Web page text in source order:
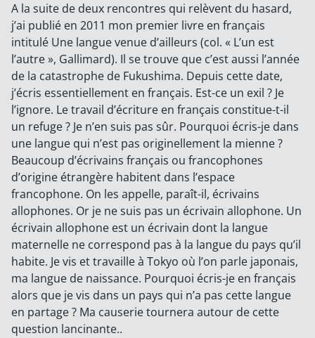
A la suite de deux rencontres qui relèvent du hasard,
j’ai publié en 2011 mon premier livre en français
intitulé Une langue venue d’ailleurs (col. « L’un est
l’autre », Gallimard). Il se trouve que c’est aussi l’année
de la catastrophe de Fukushima. Depuis cette date,
j’écris essentiellement en français. Est-ce un exil ? Je
l’ignore. Le travail d’écriture en français constitue-t-il
un refuge ? Je n’en suis pas sûr. Pourquoi écris-je dans
une langue qui n’est pas originellement la mienne ?
Beaucoup d’écrivains français ou francophones
d’origine étrangère habitent dans l’espace
francophone. On les appelle, paraît-il, écrivains
allophones. Or je ne suis pas un écrivain allophone. Un
écrivain allophone est un écrivain dont la langue
maternelle ne correspond pas à la langue du pays qu’il
habite. Je vis et travaille à Tokyo où l’on parle japonais,
ma langue de naissance. Pourquoi écris-je en français
alors que je vis dans un pays qui n’a pas cette langue
en partage ? Ma causerie tournera autour de cette
question lancinante..